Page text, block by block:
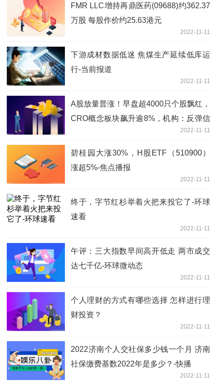
FMR LLC增持再鼎医药(09688)约362.37
万股 每股作价约25.63港元
2022-11-11
下游成材数据低迷 焦煤生产延续低库运
行-当前报道
2022-11-11
A股放量普涨！早盘超4000只个股飘红，
CRO概念板块飙升逾8%，机构：反弹信
2022-11-11
碧桂园大涨30%，H股ETF（510900）
涨超5%-焦点播报
2022-11-11
终于，字节红杉举着火把来投它了-环球
速看
2022-11-11
午评：三大指数早间高开低走 两市成交
达七千亿-环球微动态
2022-11-11
个人理财的方式有哪些选择 怎样进行理
财投资？
2022-11-11
2022济南个人交社保多少钱一个月 济南
社保缴费基数2022年是多少？-快播
2022-11-11